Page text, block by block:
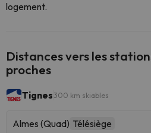
logement.
Distances vers les
proches
Tignes 300 km skiables
Almes (Quad) Télésiège